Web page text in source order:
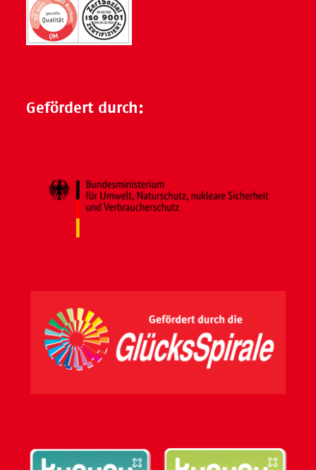
Gefördert durch: